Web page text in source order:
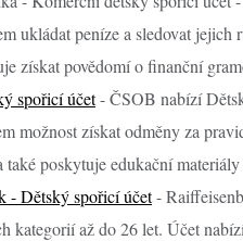
ukládat peníze a sledovat jejich
získat povědomí o finanční
spořicí účet- ČSOB nabízí
možnost získat odměny za
poskytuje edukační
- Dětský spořicí účet-
kategorií až do 26 let. Účet